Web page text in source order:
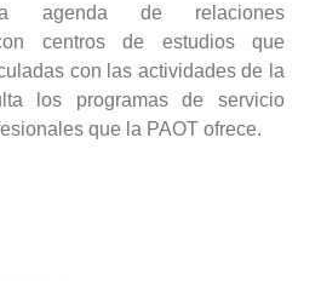
agenda de relaciones
centros de estudios que
con las actividades de la
los programas de servicio
que la PAOT ofrece.